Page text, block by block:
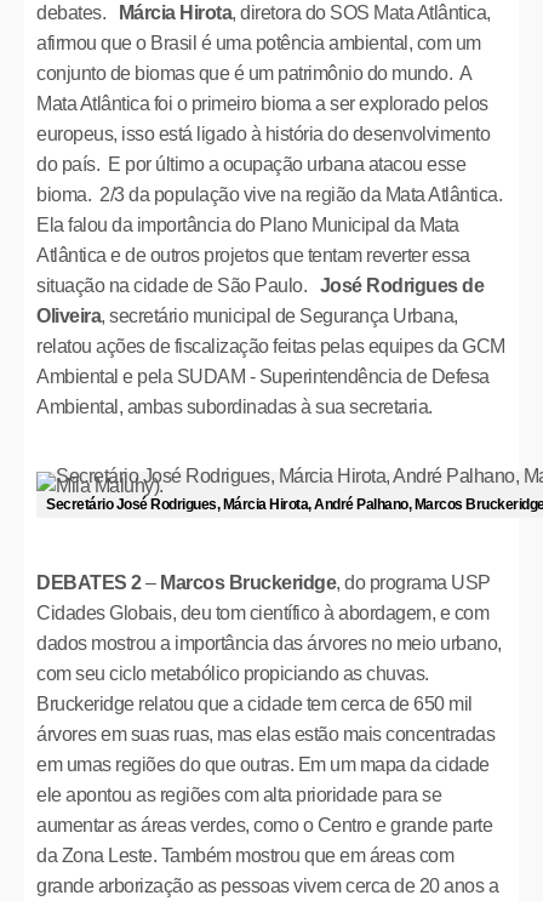
debates.
Márcia Hirota, diretora do SOS Mata Atlântica,
afirmou que o Brasil é uma potência ambiental, com um
conjunto de biomas que é um patrimônio do mundo. A
Mata Atlântica foi o primeiro bioma a ser explorado pelos
europeus, isso está ligado à história do desenvolvimento
do país. E por último a ocupação urbana atacou esse
bioma. 2/3 da população vive na região da Mata Atlântica.
Ela falou da importância do Plano Municipal da Mata
Atlântica e de outros projetos que tentam reverter essa
situação na cidade de São Paulo. José Rodrigues de
Oliveira, secretário municipal de Segurança Urbana,
relatou ações de fiscalização feitas pelas equipes da GCM
Ambiental e pela SUDAM - Superintendência de Defesa
Ambiental, ambas subordinadas à sua secretaria.
Secretário José Rodrigues, Márcia Hirota, André Palhano, Marcos
DEBATES 2– Marcos Bruckeridge, do programa USP
Cidades Globais, deu tom científico à abordagem, e com
dados mostrou a importância das árvores no meio urbano,
com seu ciclo metabólico propiciando as chuvas.
Bruckeridge relatou que a cidade tem cerca de 650 mil
árvores em suas ruas, mas elas estão mais concentradas
em umas regiões do que outras. Em um mapa da cidade
ele apontou as regiões com alta prioridade para se
aumentar as áreas verdes, como o Centro e grande parte
da Zona Leste. Também mostrou que em áreas com
grande arborização as pessoas vivem cerca de 20 anos a